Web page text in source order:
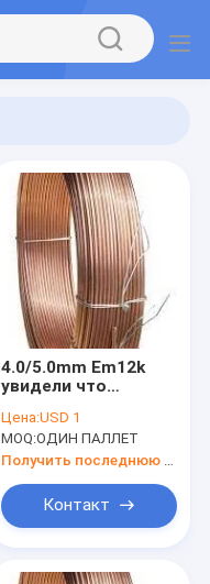
4.0/5.0mm Em12k
увидели что
провод погрузило
дуговую сварку в
воду
Цена:USD 1
MOQ:ОДИН ПАЛЛЕТ
Контакт